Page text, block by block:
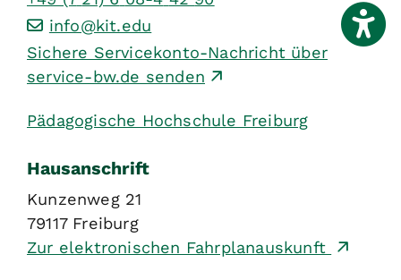
info@kit.edu
Sichere Servicekonto-Nachricht über
service-bw.de senden
Pädagogische Hochschule Freiburg
Hausanschrift
Kunzenweg 21
79117 Freiburg
Zur elektronischen Fahrplanauskunft